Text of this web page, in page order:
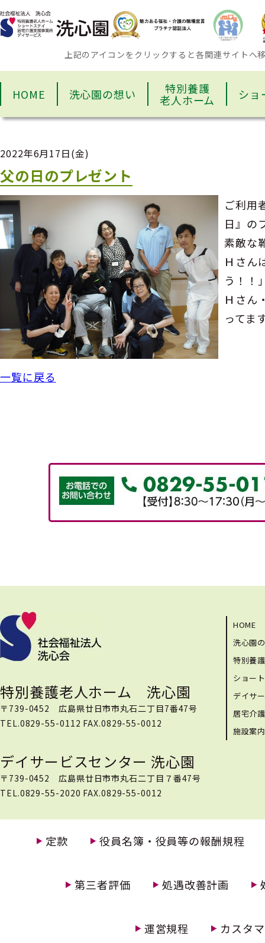
上記のアイコンをクリックすると各関連サイトへ
HOME 洗心園の想い 特別養護
老人ホーム ショ
2022年6月17日(金)
父の日のプレゼント
ご利用
日』の
素敵な
Ｈさん
う！！
Ｈさん
ってま
一覧に戻る
特別養護老人ホーム 洗心園
〒739-0452 広島県廿日市市丸石二丁目7番47号
TEL.0829-55-0112 FAX.0829-55-0012
デイサービスセンター 洗心園
〒739-0452 広島県廿日市市丸石二丁目７番47号
TEL.0829-55-2020 FAX.0829-55-0012
HOME
洗心園
特別養
ショー
デイサ
居宅介
施設案
定款 役員名簿・役員等の報酬規程
第三者評価 処遇改善計画
運営規程 カスタ